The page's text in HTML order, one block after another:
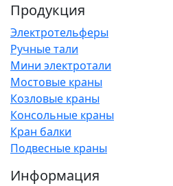
Продукция
Электротельферы
Ручные тали
Мини электротали
Мостовые краны
Козловые краны
Консольные краны
Кран балки
Подвесные краны
Информация